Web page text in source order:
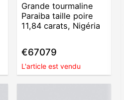
Grande tourmaline
Paraiba taille poire
11,84 carats, Nigéria
€67079
L'article est vendu